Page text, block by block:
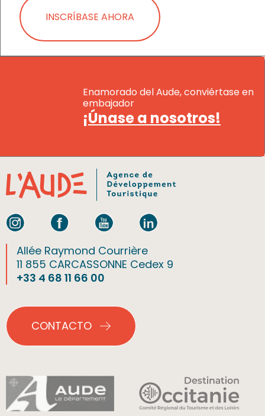
INSCRÍBASE AHORA
Enamorado del Aude, conviértase en
embajador
¡Únase a nosotros!
Allée Raymond Courrière
11 855 CARCASSONNE Cedex 9
+33 4 68 11 66 00
CONTACTO